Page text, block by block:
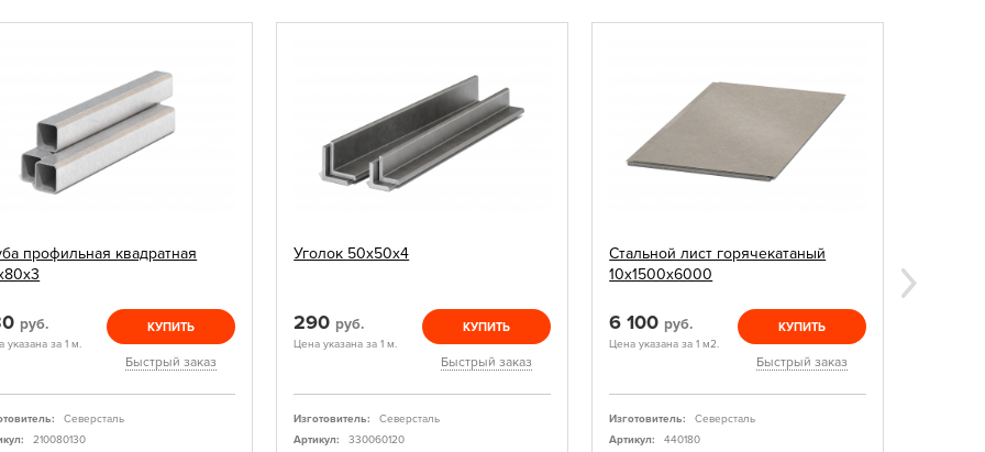
профильная квадратная
руб.
указана за 1 м.
КУПИТЬ
Быстрый заказ
Северсталь
210080130
Уголок 50х50х4
290 руб.
Цена указана за 1 м.
КУПИТЬ
Быстрый заказ
Изготовитель:
Северсталь
Артикул:
330060120
Стальной лист горячекатаный
10х1500х6000
6 100 руб.
Цена указана за 1 м2.
КУПИТЬ
Быстрый заказ
Изготовитель:
Северсталь
Артикул:
440180